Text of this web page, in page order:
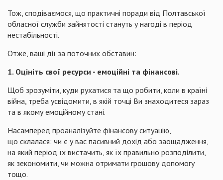
Тож, сподіваємося, що практичні поради від Полтавської
обласної служби зайнятості стануть у нагоді в період
нестабільності.
Отже, ваші дії за поточних обставин:
1. Оцініть свої ресурси - емоційні та фінансові.
Щоб зрозуміти, куди рухатися та що робити, коли в країні
війна, треба усвідомити, в якій точці Ви знаходитеся зараз
та в якому емоційному стані.
Насамперед проаналізуйте фінансову ситуацію,
що склалася: чи є у вас пасивний дохід або заощадження,
на який період їх вистачить, як їх правильно розподілити,
як зекономити, чи можна отримати грошову допомогу
тощо.